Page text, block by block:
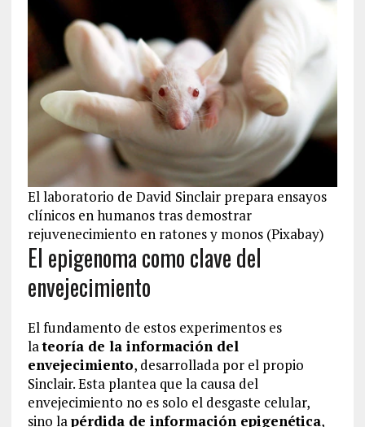
El laboratorio de David Sinclair prepara ensayos
clínicos en humanos tras demostrar
rejuvenecimiento en ratones y monos (Pixabay)
El epigenoma como clave del
envejecimiento
El fundamento de estos experimentos es
lateoría de la información del
envejecimiento, desarrollada por el propio
Sinclair. Esta plantea que la causa del
envejecimiento no es solo el desgaste celular,
sino la pérdida de información epigenética,